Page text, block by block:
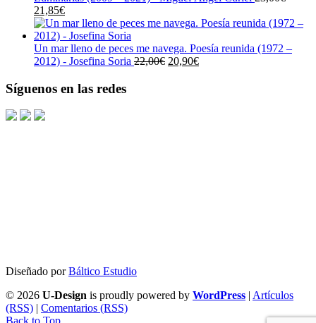
19,00€.18,05€.
El
precio
original
era:
23,00€.
21,85€El
precio
actual
es:
21,85€.
Un mar lleno de peces me navega. Poesía reunida (1972 –
2012) - Josefina Soria 22,00€ El
20,90€El
Síguenos en las redes
Diseñado porBáltico Estudio
© 2026 U-Design is proudly powered by WordPress | Artículos
(RSS) | Comentarios (RSS)